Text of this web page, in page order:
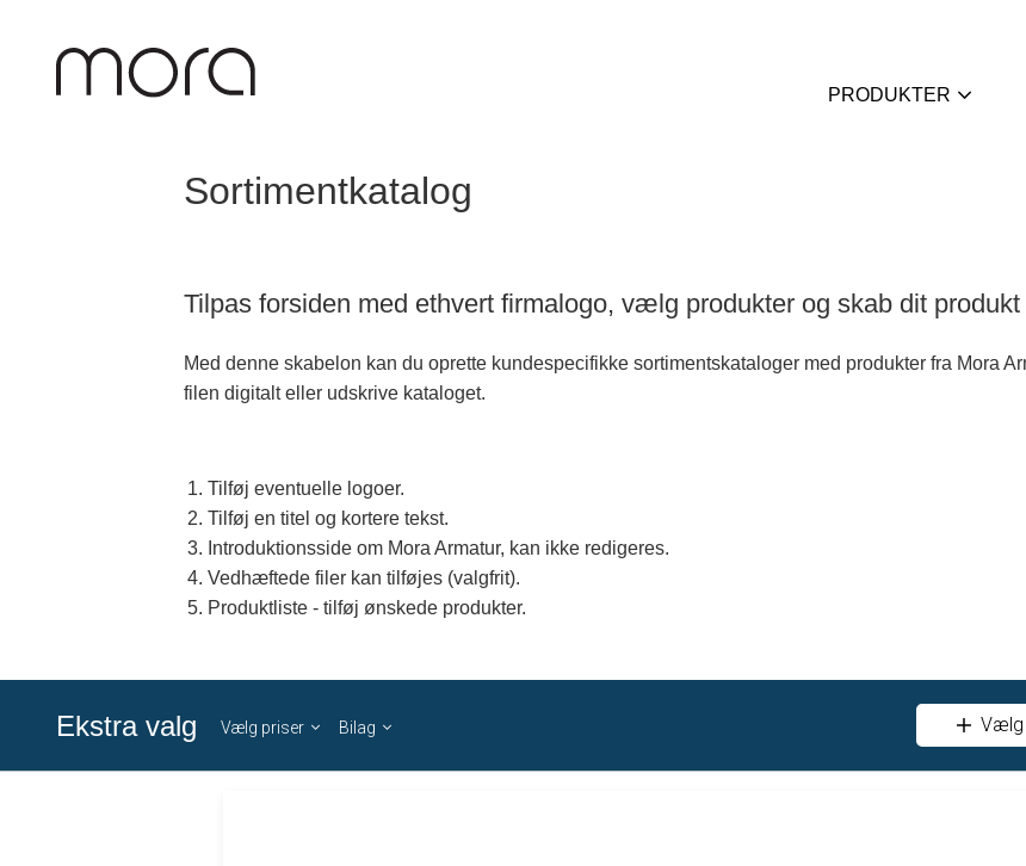
PRODUKTER
Sortimentkatalog
Tilpas forsiden med ethvert firmalogo, vælg produkter og skab dit produkt
Med denne skabelon kan du oprette kundespecifikke sortimentskataloger med produkter fra Mora
filen digitalt eller udskrive kataloget.
Tilføj eventuelle logoer.
Tilføj en titel og kortere tekst.
Introduktionsside om Mora Armatur, kan ikke redigeres.
Vedhæftede filer kan tilføjes (valgfrit).
Produktliste - tilføj ønskede produkter.
Ekstra valg Vælg priser Bilag Vælg